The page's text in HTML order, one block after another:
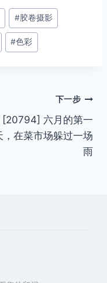
#胶卷摄影
#色彩
下一步
[20794] 六月的第一
，在菜市场躲过一场
雨